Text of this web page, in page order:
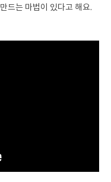
드는 마법이 있다고 해요.